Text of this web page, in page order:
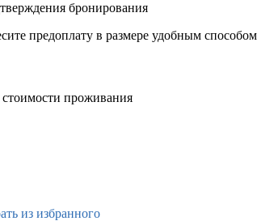
бронирования
предоплату в размере удобным
стоимости проживания
из избранного